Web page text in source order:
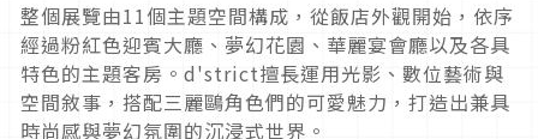
整個展覽由11個主題空間構成，從飯店外觀開始，依序
經過粉紅色迎賓大廳、夢幻花園、華麗宴會廳以及各具
特色的主題客房。d'strict擅長運用光影、數位藝術與
空間敘事，搭配三麗鷗角色們的可愛魅力，打造出兼具
時尚感與夢幻氛圍的沉浸式世界。